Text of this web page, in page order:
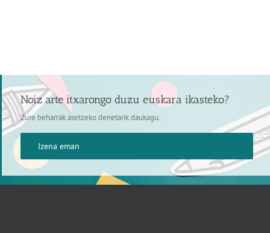
Noiz arte itxarongo duzu euskara ikasteko?
Zure beharrak asetzeko denetarik daukagu.
Izena eman